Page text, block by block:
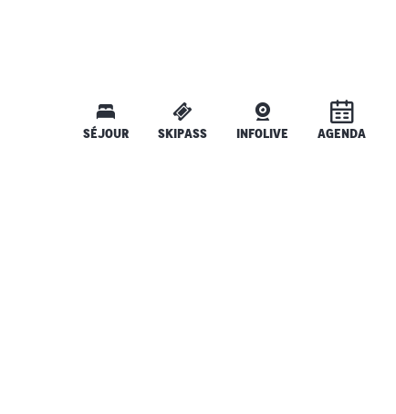
SÉJOUR SKIPASS INFOLIVE AGENDA